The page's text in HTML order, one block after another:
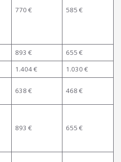
770 € 585 €
893 €
655 €
1.404 €
1.030 €
638 € 468 €
893 € 655 €